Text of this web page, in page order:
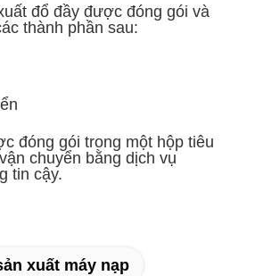
đổ đầy được đóng gói và
thành phần sau:
đóng gói trong một hộp tiêu
chuyển bằng dịch vụ
tin cậy.
xuất máy nạp